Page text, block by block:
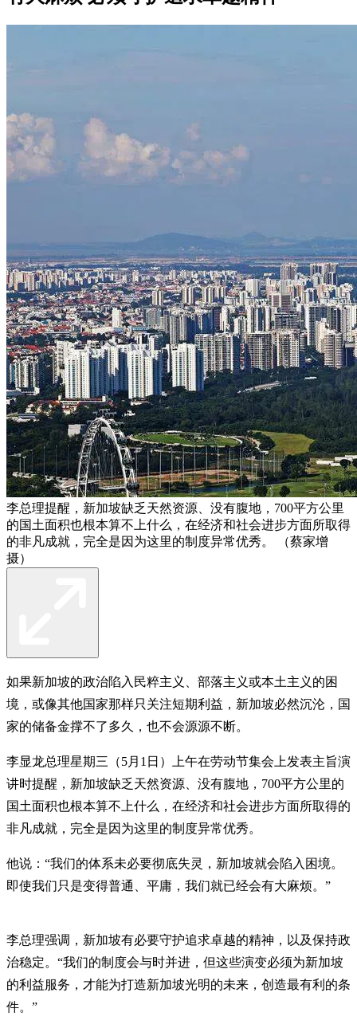
李总理提醒，新加坡缺乏天然资源、没有腹地，700平方公里
的国土面积也根本算不上什么，在经济和社会进步方面所取得
的非凡成就，完全是因为这里的制度异常优秀。 （蔡家增
摄）
如果新加坡的政治陷入民粹主义、部落主义或本土主义的困
境，或像其他国家那样只关注短期利益，新加坡必然沉沦，国
家的储备金撑不了多久，也不会源源不断。
李显龙总理星期三（5月1日）上午在劳动节集会上发表主旨演
讲时提醒，新加坡缺乏天然资源、没有腹地，700平方公里的
国土面积也根本算不上什么，在经济和社会进步方面所取得的
非凡成就，完全是因为这里的制度异常优秀。
他说：“我们的体系未必要彻底失灵，新加坡就会陷入困境。
即使我们只是变得普通、平庸，我们就已经会有大麻烦。”
李总理强调，新加坡有必要守护追求卓越的精神，以及保持政
治稳定。“我们的制度会与时并进，但这些演变必须为新加坡
的利益服务，才能为打造新加坡光明的未来，创造最有利的条
件。”